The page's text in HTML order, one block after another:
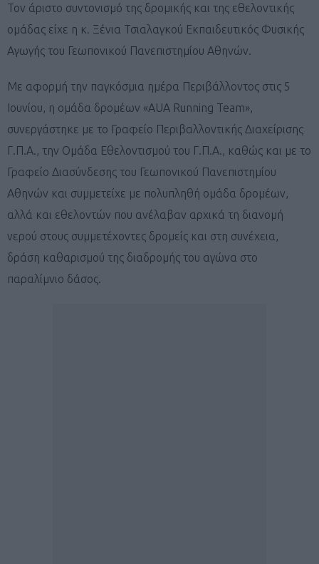
Τον άριστο συντονισμό της δρομικής και της εθελοντικής
ομάδας είχε η κ. Ξένια Τσιαλαγκού Εκπαιδευτικός Φυσικής
Αγωγής του Γεωπονικού Πανεπιστημίου Αθηνών.
Με αφορμή την παγκόσμια ημέρα Περιβάλλοντος στις 5
Ιουνίου, η ομάδα δρομέων «AUA Running Team»,
συνεργάστηκε με το Γραφείο Περιβαλλοντικής Διαχείρισης
Γ.Π.Α., την Ομάδα Εθελοντισμού του Γ.Π.Α., καθώς και με το
Γραφείο Διασύνδεσης του Γεωπονικού Πανεπιστημίου
Αθηνών και συμμετείχε με πολυπληθή ομάδα δρομέων,
αλλά και εθελοντών που ανέλαβαν αρχικά τη διανομή
νερού στους συμμετέχοντες δρομείς και στη συνέχεια,
δράση καθαρισμού της διαδρομής του αγώνα στο
παραλίμνιο δάσος.